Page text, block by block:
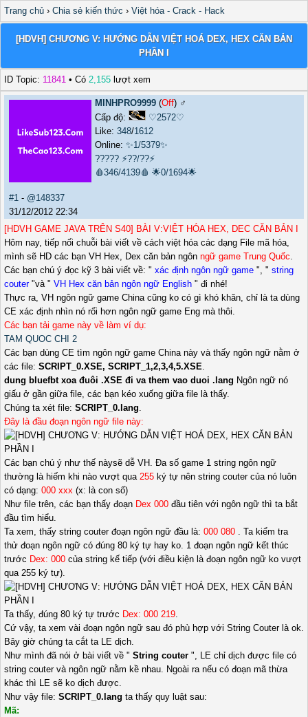
Trang chủ › Chia sẻ kiến thức › Việt hóa - Crack - Hack
[HDVH] CHƯƠNG V: HƯỚNG DẪN VIỆT HOÁ DEX, HEX CĂN BẢN
PHẦN I
ID Topic: 11841 • Có 2,155 lượt xem
MINHPRO9999 (Off) ♂️
Cấp độ:
♡2572♡
Like: 348/1612
Online: ✨1/5379✨
????? ⚡??/??⚡
🩸346/4139🩸 🌟0/1694🌟
#1 - @148337
31/12/2012 22:34
[HDVH GAME JAVA TRÊN S40] BÀI V:VIỆT HÓA HEX, DEC CĂN BẢN I
Hôm nay, tiếp nối chuỗi bài viết về cách việt hóa các dạng File mã hóa,
mình sẽ HD các bạn VH Hex, Dex căn bản ngôn ngữ game Trung Quốc.
Các bạn chú ý đọc kỹ 3 bài viết về: " xác định ngôn ngữ game ", " string
couter"và " VH Hex căn bản ngôn ngữ English " đi nhé!
Thực ra, VH ngôn ngữ game China cũng ko có gì khó khăn, chỉ là ta dùng
CE xác định nhìn nó rối hơn ngôn ngữ game Eng mà thôi.
Các bạn tải game này về làm ví dụ:
TAM QUOC CHI 2
Các bạn dùng CE tìm ngôn ngữ game China này và thấy ngôn ngữ nằm ở
các file: SCRIPT_0.XSE, SCRIPT_1,2,3,4,5.XSE.
dung bluefbt xoa đuôi .XSE đi va them vao duoi .lang Ngôn ngữ nó
giấu ở gần giữa file, các bạn kéo xuống giữa file là thấy.
Chúng ta xét file: SCRIPT_0.lang.
Đây là đầu đoạn ngôn ngữ file này:
Các bạn chú ý như thế nàysẽ dễ VH. Đa số game 1 string ngôn ngữ
thường là hiếm khi nào vượt qua 255 ký tự nên string couter của nó luôn
có dạng: 000 xxx (x: là con số)
Như file trên, các bạn thấy đoạn Dex 000 đầu tiên với ngôn ngữ thì ta bắt
đầu tìm hiểu.
Ta xem, thấy string couter đoạn ngôn ngữ đầu là: 000 080 . Ta kiểm tra
thử đoạn ngôn ngữ có đúng 80 ký tự hay ko. 1 đoạn ngôn ngữ kết thúc
trước Dex: 000 của string kế tiếp (với điều kiện là đoạn ngôn ngữ ko vượt
qua 255 ký tự).
Ta thấy, đúng 80 ký tự trước Dex: 000 219.
Cứ vậy, ta xem vài đoạn ngôn ngữ sau đó phù hợp với String Couter là ok.
Bây giờ chúng ta cắt ta LE dịch.
Như mình đã nói ở bài viết về " String couter ", LE chỉ dịch được file có
string couter và ngôn ngữ nằm kề nhau. Ngoài ra nếu có đoạn mã thừa
khác thì LE sẽ ko dịch được.
Như vậy file: SCRIPT_0.lang ta thấy quy luật sau:
Mã: